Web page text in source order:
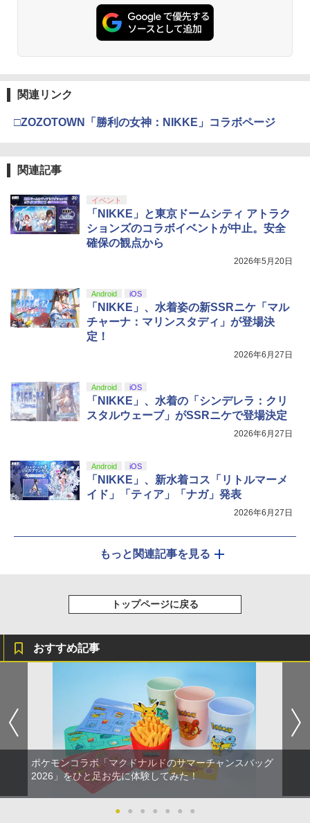
関連リンク
□ZOZOTOWN「勝利の女神：NIKKE」コラボページ
関連記事
イベント
「NIKKE」と東京ドームシティ アトラク
ションズのコラボイベントが中止。安全
確保の観点から
2026年5月20日
Android iOS
「NIKKE」、水着姿の新SSRニケ「マル
チャーナ：マリンスタディ」が登場決
定！
2026年6月27日
Android iOS
「NIKKE」、水着の「シンデレラ：クリ
スタルウェーブ」がSSRニケで登場決定
2026年6月27日
Android iOS
「NIKKE」、新水着コス「リトルマーメ
イド」「ティア」「ナガ」発表
2026年6月27日
もっと関連記事を見る
トップページに戻る
おすすめ記事
ポケモンコラボ「マクドナルドのサマーチャンスバッグ
2026」をひと足お先に体験してみた！
● ● ● ● ● ● ●